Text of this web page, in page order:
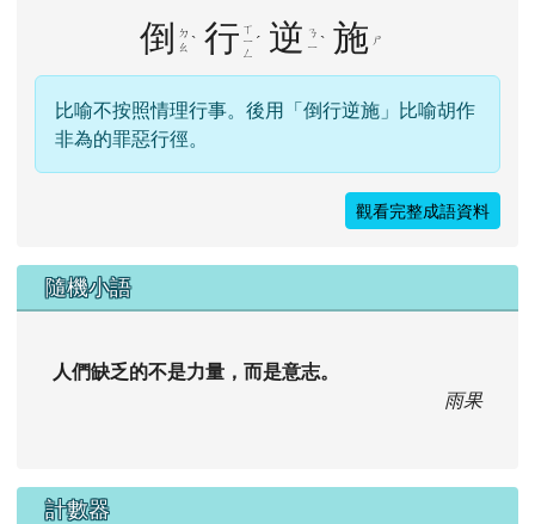
倒
ㄉ
ㄠ ˋ 行 ㄒ
ㄧ
ㄥ
ˊ 逆 ㄋ
ㄧ ˋ 施 ㄕ
比喻不按照情理行事。後用「倒行逆施」比喻胡作
非為的罪惡行徑。
觀看完整成語資料
隨機小語
人們缺乏的不是力量，而是意志。
雨果
計數器